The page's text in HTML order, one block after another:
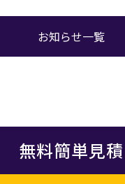
お知らせ一覧
無料簡単見積